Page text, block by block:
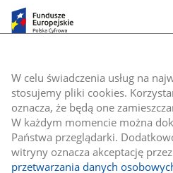
W celu świadczenia usług na
stosujemy pliki cookies.
oznacza, że będą one
W każdym momencie można
Państwa przeglądarki.
witryny oznacza akceptację
przetwarzania danych